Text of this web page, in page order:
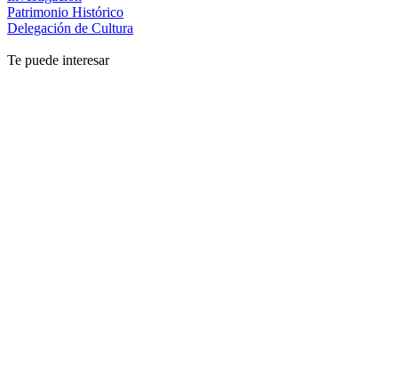
Patrimonio Histórico
Delegación de Cultura
Te puede interesar